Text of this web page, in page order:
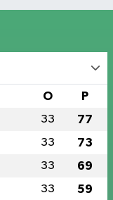
O P
33 77
33 73
33 69
33 59